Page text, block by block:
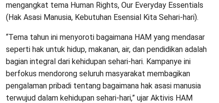
mengangkat tema Human Rights, Our Everyday Essentials
(Hak Asasi Manusia, Kebutuhan Esensial Kita Sehari-hari).
“Tema tahun ini menyoroti bagaimana HAM yang mendasar
seperti hak untuk hidup, makanan, air, dan pendidikan adalah
bagian integral dari kehidupan sehari-hari. Kampanye ini
berfokus mendorong seluruh masyarakat membagikan
pengalaman pribadi tentang bagaimana hak asasi manusia
terwujud dalam kehidupan sehari-hari,” ujar Aktivis HAM